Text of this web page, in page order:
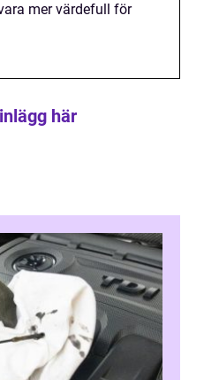
mer värdefull för
här